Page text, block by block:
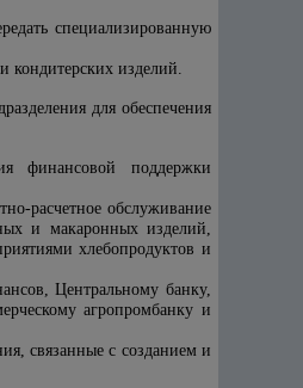
специализированную
кондитерских изделий.
для обеспечения
финансовой поддержки
расчетное обслуживание
и макаронных изделий,
хлебопродуктов и
Центральному банку,
агропромбанку и
связанные с созданием и